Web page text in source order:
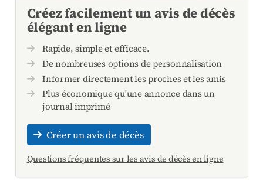
Créez facilement un avis de décès
élégant en ligne
Rapide, simple et efficace.
De nombreuses options de personnalisation
Informer directement les proches et les amis
Plus économique qu'une annonce dans un
journal imprimé
Créer un avis de décès
Questions fréquentes sur les avis de décès en ligne